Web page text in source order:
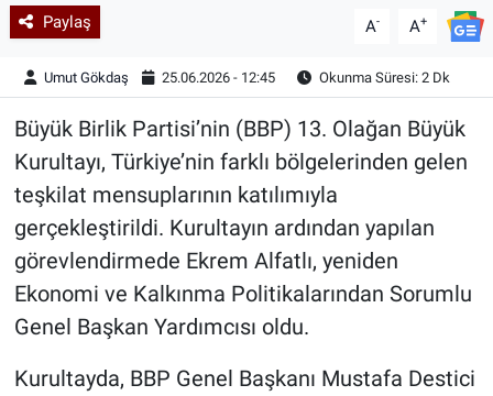
Paylaş A- A+
Umut Gökdaş 25.06.2026 - 12:45 Okunma Süresi: 2 Dk
Büyük Birlik Partisi’nin (BBP) 13. Olağan Büyük
Kurultayı, Türkiye’nin farklı bölgelerinden gelen
teşkilat mensuplarının katılımıyla
gerçekleştirildi. Kurultayın ardından yapılan
görevlendirmede Ekrem Alfatlı, yeniden
Ekonomi ve Kalkınma Politikalarından Sorumlu
Genel Başkan Yardımcısı oldu.
Kurultayda, BBP Genel Başkanı Mustafa Destici